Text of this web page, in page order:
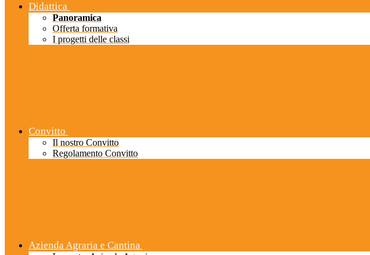
Didattica
Panoramica
Offerta formativa
I progetti delle classi
Convitto
Il nostro Convitto
Regolamento Convitto
Azienda Agraria e Cantina